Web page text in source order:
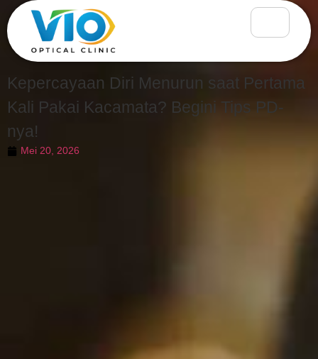
Kepercayaan Diri Menurun saat Pertama
Kali Pakai Kacamata? Begini Tips PD-
nya!
Mei 20, 2026